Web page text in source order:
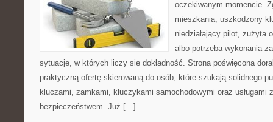
oczekiwanym momencie.
mieszkania, uszkodzony
niedziałający pilot, zużyta
albo potrzeba wykonania
sytuacje, w których liczy się dokładność. Strona poświęcona
praktyczną ofertę skierowaną do osób, które szukają solidnego
kluczami, zamkami, kluczykami samochodowymi oraz usługami
bezpieczeństwem. Już […]